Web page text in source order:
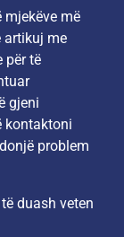
mjekëve më
artikuj me
për të
gjeni
kontaktoni
problem
duash veten